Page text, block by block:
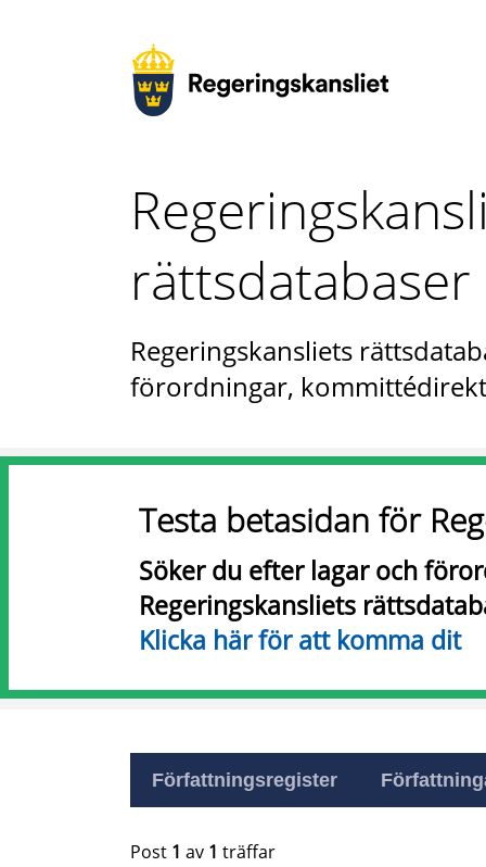
rättsdatabaser
Regeringskansliets
förordningar,
Testa betasidan för
Söker du efter lagar och
Regeringskansliets
Klicka här för att komma dit
Författningsregister
Post 1 av 1 träffar